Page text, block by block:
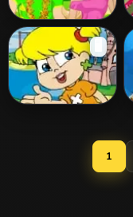
Beach Party
1